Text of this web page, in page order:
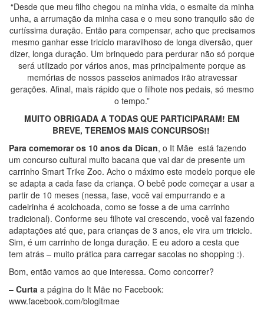
“Desde que meu filho chegou na minha vida, o esmalte da minha
unha, a arrumação da minha casa e o meu sono tranquilo são de
curtíssima duração. Então para compensar, acho que precisamos
mesmo ganhar esse triciclo maravilhoso de longa diversão, quer
dizer, longa duração. Um brinquedo para perdurar não só porque
será utilizado por vários anos, mas principalmente porque as
memórias de nossos passeios animados irão atravessar
gerações. Afinal, mais rápido que o filhote nos pedais, só mesmo
o tempo.”
MUITO OBRIGADA A TODAS QUE PARTICIPARAM! EM
BREVE, TEREMOS MAIS CONCURSOS!!
Para comemorar os 10 anos da Dican, o It Mãe está fazendo
um concurso cultural muito bacana que vai dar de presente um
carrinho Smart Trike Zoo. Acho o máximo este modelo porque ele
se adapta a cada fase da criança. O bebê pode começar a usar a
partir de 10 meses (nessa, fase, você vai empurrando e a
cadeirinha é acolchoada, como se fosse a de uma carrinho
tradicional). Conforme seu filhote vai crescendo, você vai fazendo
adaptações até que, para crianças de 3 anos, ele vira um triciclo.
Sim, é um carrinho de longa duração. E eu adoro a cesta que
tem atrás – muito prática para carregar sacolas no shopping :).
Bom, então vamos ao que interessa. Como concorrer?
– Curta a página do It Mãe no Facebook:
www.facebook.com/blogitmae